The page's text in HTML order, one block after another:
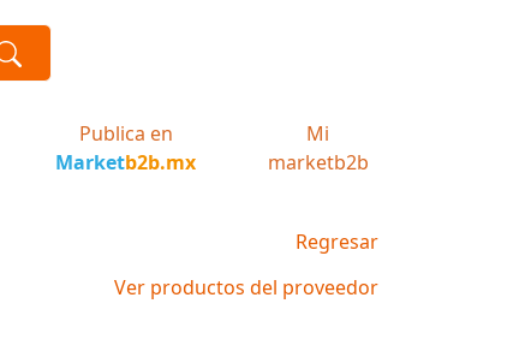
Publica en
Marketb2b.mx
Mi
marketb2b
Regresar
Ver productos del proveedor